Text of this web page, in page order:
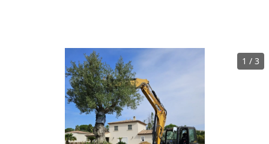
1 / 3